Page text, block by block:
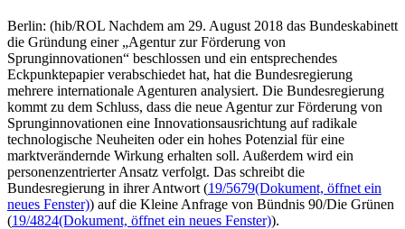
Berlin: (hib/ROL Nachdem am 29. August 2018 das Bundeskabinett
die Gründung einer „Agentur zur Förderung von
Sprunginnovationen“ beschlossen und ein entsprechendes
Eckpunktepapier verabschiedet hat, hat die Bundesregierung
mehrere internationale Agenturen analysiert. Die Bundesregierung
kommt zu dem Schluss, dass die neue Agentur zur Förderung von
Sprunginnovationen eine Innovationsausrichtung auf radikale
technologische Neuheiten oder ein hohes Potenzial für eine
marktverändernde Wirkung erhalten soll. Außerdem wird ein
personenzentrierter Ansatz verfolgt. Das schreibt die
Bundesregierung in ihrer Antwort (19/5679(Dokument, öffnet ein
neues Fenster)) auf die Kleine Anfrage von Bündnis 90/Die Grünen
(19/4824(Dokument, öffnet ein neues Fenster)).